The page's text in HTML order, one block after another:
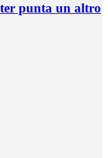
punta un altro